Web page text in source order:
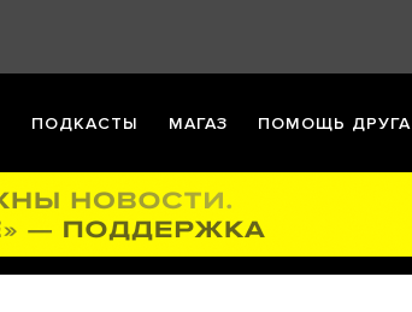
ПОДКАСТЫ МАГАЗ ПОМОЩЬ ДРУГА